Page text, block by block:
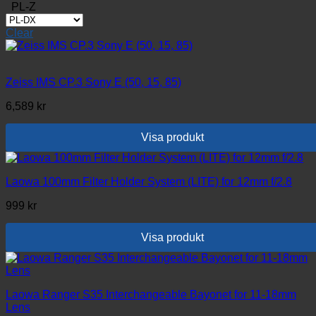
produkten
har
flera
varianter.
alternativen
väljas
PL-Z
Clear
Zeiss IMS CP.3 Sony E (50, 15, 85)
6,589 kr
Visa produkt
Laowa 100mm Filter Holder System (LITE) for 12mm f/2.8
999 kr
Visa produkt
Laowa Ranger S35 Interchangeable Bayonet for 11-18mm
Lens